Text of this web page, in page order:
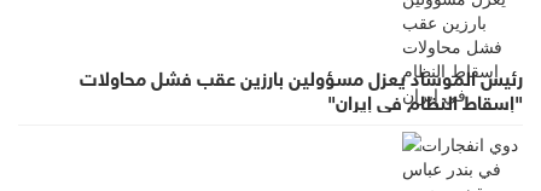
رئيس الموساد يعزل مسؤولين بارزين عقب فشل محاولات
"إسقاط النظام في إيران"